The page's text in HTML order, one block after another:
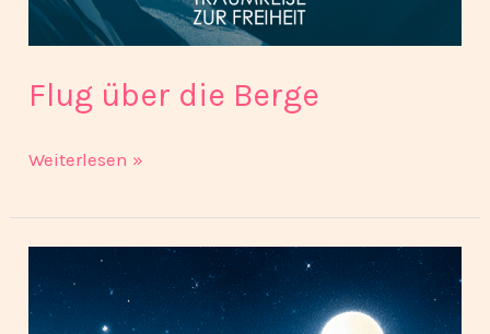
Flug über die Berge
Weiterlesen »
des
Mondlichts